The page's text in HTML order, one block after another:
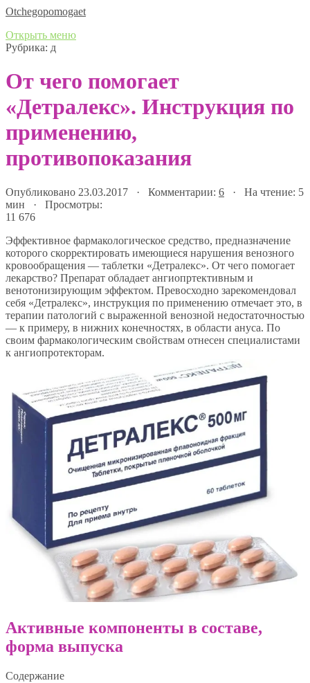
Оtchegopomogaet
Открыть меню
Рубрика: д
От чего помогает
«Детралекс». Инструкция по
применению,
противопоказания
Опубликовано 23.03.2017 · Комментарии: 6 · На чтение: 5
мин · Просмотры:
11 676
Эффективное фармакологическое средство, предназначение
которого скорректировать имеющиеся нарушения венозного
кровообращения — таблетки «Детралекс». От чего помогает
лекарство? Препарат обладает ангиопртективным и
венотонизирующим эффектом. Превосходно зарекомендовал
себя «Детралекс», инструкция по применению отмечает это, в
терапии патологий с выраженной венозной недостаточностью
— к примеру, в нижних конечностях, в области ануса. По
своим фармакологическим свойствам отнесен специалистами
к ангиопротекторам.
Активные компоненты в составе,
форма выпуска
Содержание